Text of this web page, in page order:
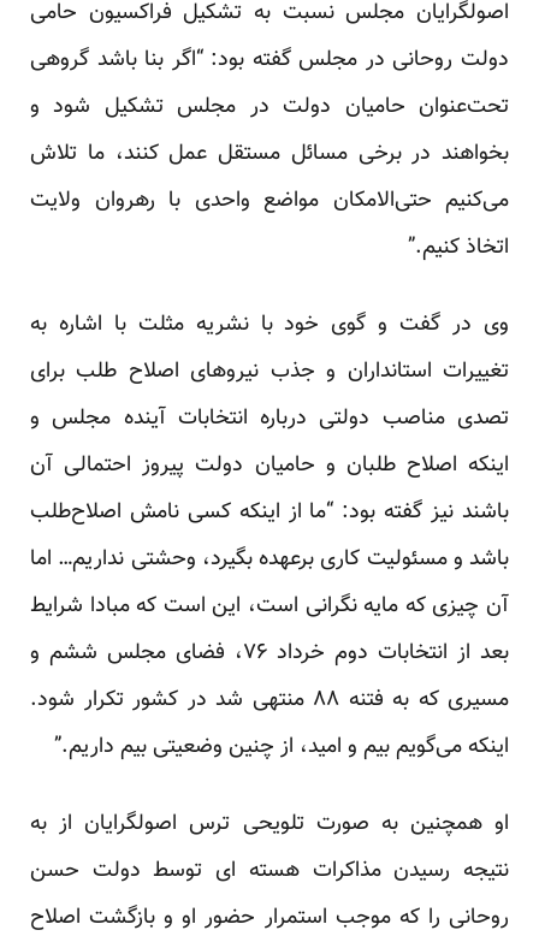
اصولگرایان مجلس نسبت به تشکیل فراکسیون حامی
دولت روحانی در مجلس گفته بود: “اگر بنا باشد گروهی
تحت‌عنوان حامیان دولت در مجلس تشکیل شود و
بخواهند در برخی مسائل مستقل عمل کنند، ما تلاش
می‌کنیم حتی‌الامکان مواضع واحدی با رهروان ولایت
اتخاذ کنیم.”
وی در گفت و گوی خود با نشریه مثلت با اشاره به
تغییرات استانداران و جذب نیروهای اصلاح طلب برای
تصدی مناصب دولتی درباره انتخابات آینده مجلس و
اینکه اصلاح طلبان و حامیان دولت پیروز احتمالی آن
باشند نیز گفته بود: “ما از اینکه کسی نامش اصلاح‌طلب
باشد و مسئولیت کاری برعهده بگیرد، وحشتی نداریم… اما
آن چیزی که مایه نگرانی است، این است که مبادا شرایط
بعد از انتخابات دوم خرداد ۷۶، فضای مجلس ششم و
مسیری که به فتنه ۸۸ منتهی شد در کشور تکرار شود.
اینکه می‌گویم بیم و امید، از چنین وضعیتی بیم داریم.”
او همچنین به صورت تلویحی ترس اصولگرایان از به
نتیجه رسیدن مذاکرات هسته ای توسط دولت حسن
روحانی را که موجب استمرار حضور او و بازگشت اصلاح